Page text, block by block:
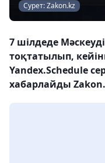
Сурет: Zakon.kz
7 шілдеде
тоқтатылып,
Yandex.Schedule
хабарлайды